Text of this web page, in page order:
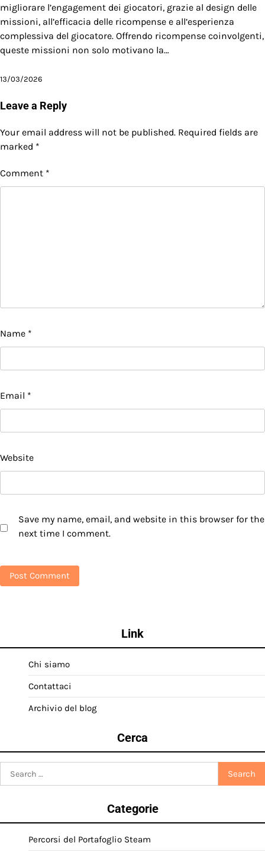
migliorare l’engagement dei giocatori, grazie al design delle
missioni, all’efficacia delle ricompense e all’esperienza
complessiva del giocatore. Offrendo ricompense coinvolgenti,
queste missioni non solo motivano la…
13/03/2026
Leave a Reply
Your email address will not be published. Required fields are
marked *
Comment *
Name *
Email *
Website
Save my name, email, and website in this browser for the
next time I comment.
Link
Chi siamo
Contattaci
Archivio del blog
Cerca
for:
Categorie
Percorsi del Portafoglio Steam